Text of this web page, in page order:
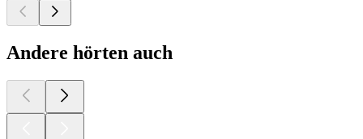
Andere hörten auch